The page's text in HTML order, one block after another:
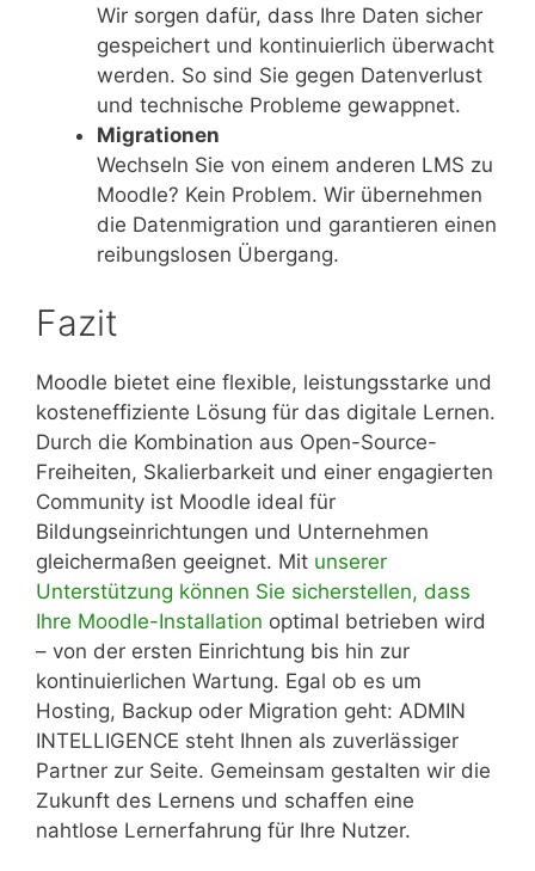
Wir sorgen dafür, dass Ihre Daten sicher
gespeichert und kontinuierlich überwacht
werden. So sind Sie gegen Datenverlust
und technische Probleme gewappnet.
Migrationen
Wechseln Sie von einem anderen LMS zu
Moodle? Kein Problem. Wir übernehmen
die Datenmigration und garantieren einen
reibungslosen Übergang.
Fazit
Moodle bietet eine flexible, leistungsstarke und
kosteneffiziente Lösung für das digitale Lernen.
Durch die Kombination aus Open-Source-
Freiheiten, Skalierbarkeit und einer engagierten
Community ist Moodle ideal für
Bildungseinrichtungen und Unternehmen
gleichermaßen geeignet. Mit unserer
Unterstützung können Sie sicherstellen, dass
Ihre Moodle-Installation optimal betrieben wird
– von der ersten Einrichtung bis hin zur
kontinuierlichen Wartung. Egal ob es um
Hosting, Backup oder Migration geht: ADMIN
INTELLIGENCE steht Ihnen als zuverlässiger
Partner zur Seite. Gemeinsam gestalten wir die
Zukunft des Lernens und schaffen eine
nahtlose Lernerfahrung für Ihre Nutzer.